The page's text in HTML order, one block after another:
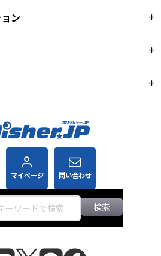
マイページ 問い合わせ
検索
ン